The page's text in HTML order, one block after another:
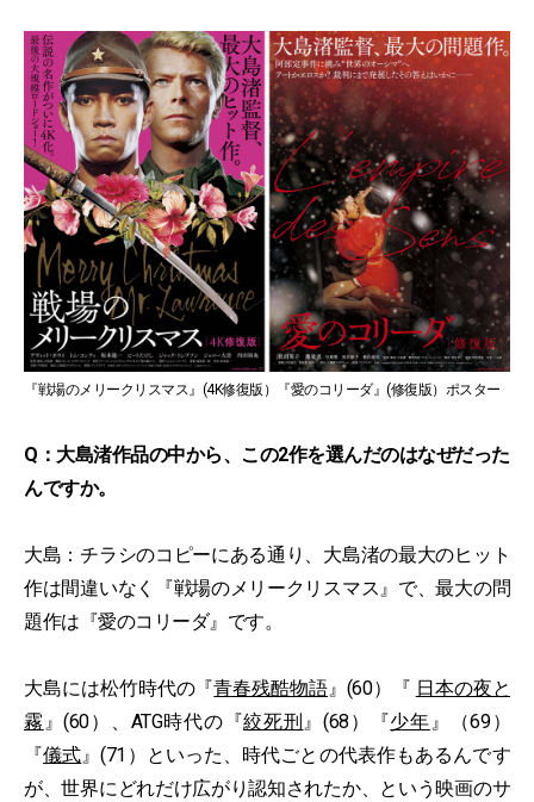
『戦場のメリークリスマス』(4K修復版）『愛のコリーダ』(修復版）ポスター
Q：大島渚作品の中から、この2作を選んだのはなぜだった
んですか。
大島：チラシのコピーにある通り、大島渚の最大のヒット
作は間違いなく『戦場のメリークリスマス』で、最大の問
題作は『愛のコリーダ』です。
大島には松竹時代の『青春残酷物語 』(60）『 日本の夜と
霧 』(60）、ATG時代の『絞死刑 』(68）『少年 』（69）
『儀式 』(71）といった、時代ごとの代表作もあるんです
が、世界にどれだけ広がり認知されたか、という映画のサ